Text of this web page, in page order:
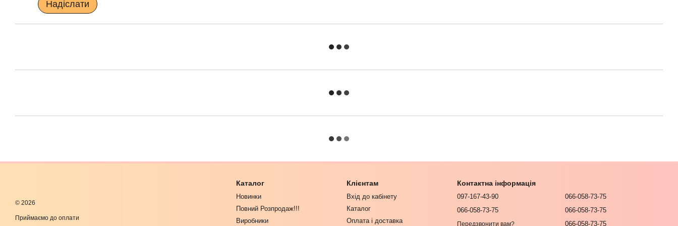
Надіслати
© 2026
Приймаємо до оплати
Каталог
Новинки
Повний Розпродаж!!!
Виробники
Клієнтам
Вхід до кабінету
Каталог
Оплата і доставка
Контактна інформація
097-167-43-90
066-058-73-75
Передзвонити вам?
066-058-73-75
066-058-73-75
066-058-73-75